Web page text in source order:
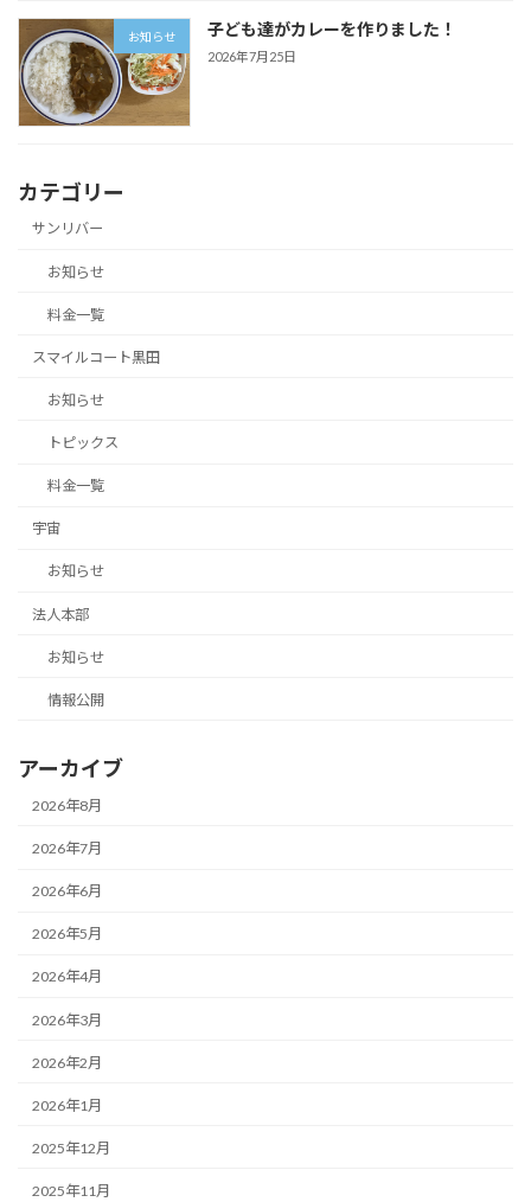
お知らせ 子ども達がカレーを作りました！
2026年7月25日
カテゴリー
サンリバー
お知らせ
料金一覧
スマイルコート黒田
お知らせ
トピックス
料金一覧
宇宙
お知らせ
法人本部
お知らせ
情報公開
アーカイブ
2026年8月
2026年7月
2026年6月
2026年5月
2026年4月
2026年3月
2026年2月
2026年1月
2025年12月
2025年11月